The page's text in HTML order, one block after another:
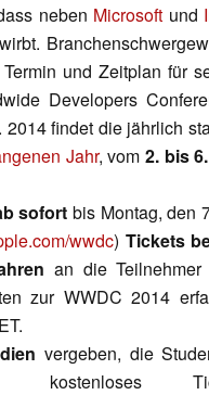
neben Microsoft und
und Zeitplan für
Developers
2014 findet die jährlich
Jahr, vom 2. bis
sofort bis Montag, den
wwdc) Tickets
an die
zur WWDC 2014
vergeben, die
kostenloses